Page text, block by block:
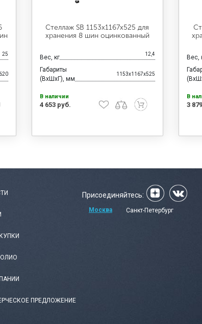
25
Стеллаж SB 1153х1167х525 для
хранения 8 шин оцинкованный
Вес, кг 12,4
Габариты
(ВхШхГ), мм
1153x1167x525
В наличии
4 653 руб.
Вес,
В
3
ПРЕДЛОЖЕНИЕ
Присоединяйтесь:
Москва Санкт-Петербург